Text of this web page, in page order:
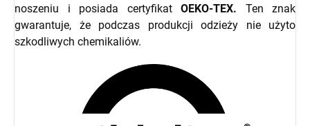
noszeniu i posiada certyfikat OEKO-TEX. Ten znak
gwarantuje, że podczas produkcji odzieży nie użyto
szkodliwych chemikaliów.